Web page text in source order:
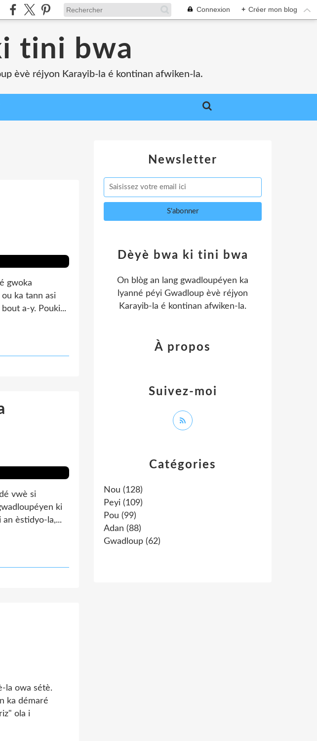
Connexion + Créer mon blog
tini bwa
èvè réjyon Karayib-la é kontinan afwiken-la.
gwoka
ka tann asi
a-y. Pouki...
vwè si
ki
an èstidyo-la,...
la owa sétè.
ka démaré
ola i
Newsletter
Catégories
Nou (128)
Peyi (109)
Pou (99)
Adan (88)
Gwadloup (62)
Dèyè bwa ki tini bwa
On blòg an lang gwadloupéyen ka
lyanné péyi Gwadloup èvè réjyon
Karayib-la é kontinan afwiken-la.
Suivez-moi
À propos